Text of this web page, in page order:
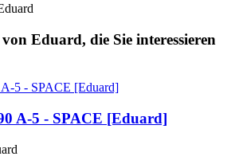
Eduard, die Sie interessieren
A-5 - SPACE [Eduard]